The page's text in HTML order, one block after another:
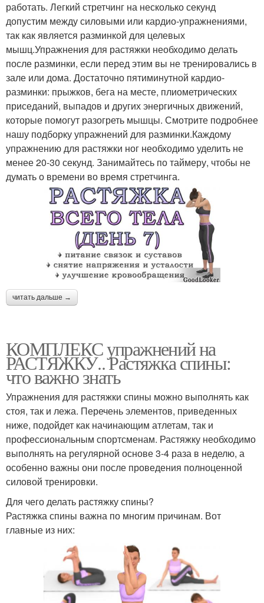
работать. Легкий стретчинг на несколько секунд
допустим между силовыми или кардио-упражнениями,
так как является разминкой для целевых
мышц.Упражнения для растяжки необходимо делать
после разминки, если перед этим вы не тренировались в
зале или дома. Достаточно пятиминутной кардио-
разминки: прыжков, бега на месте, плиометрических
приседаний, выпадов и других энергичных движений,
которые помогут разогреть мышцы. Смотрите подробнее
нашу подборку упражнений для разминки.Каждому
упражнению для растяжки ног необходимо уделить не
менее 20-30 секунд. Занимайтесь по таймеру, чтобы не
думать о времени во время стретчинга.
читать дальше →
КОМПЛЕКС упражнений на
РАСТЯЖКУ.. Растяжка спины:
что важно знать
Упражнения для растяжки спины можно выполнять как
стоя, так и лежа. Перечень элементов, приведенных
ниже, подойдет как начинающим атлетам, так и
профессиональным спортсменам. Растяжку необходимо
выполнять на регулярной основе 3-4 раза в неделю, а
особенно важны они после проведения полноценной
силовой тренировки.
Для чего делать растяжку спины?
Растяжка спины важна по многим причинам. Вот
главные из них: